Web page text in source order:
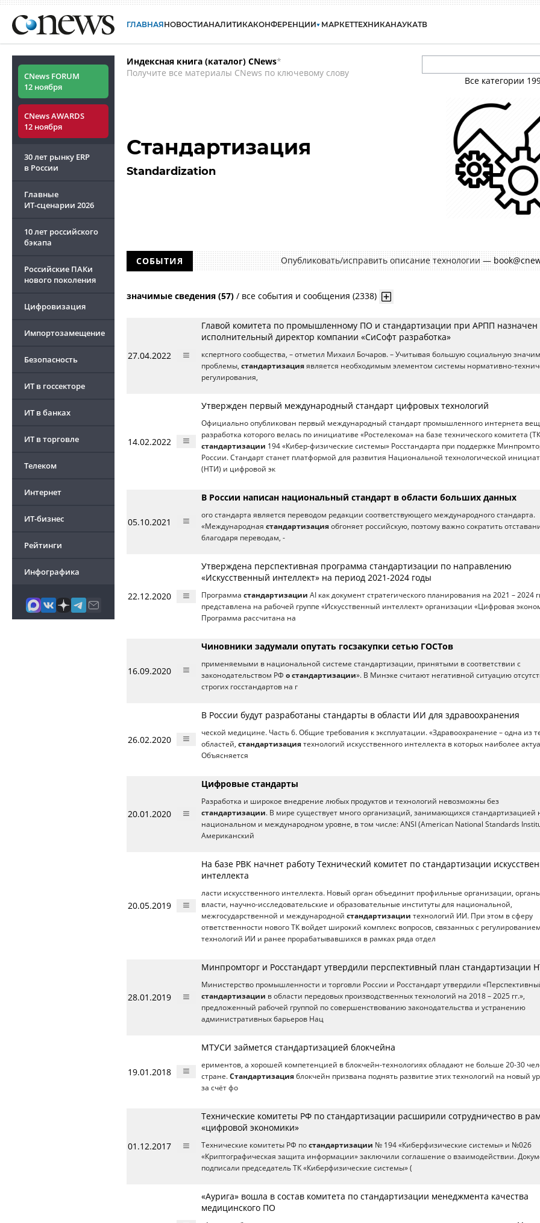
ГЛАВНАЯНОВОСТИАНАЛИТИКАКОНФЕРЕНЦИИ МАРКЕТТЕХНИКАНАУКАТВ
CNews FORUM
12 ноября
CNews AWARDS
12 ноября
30 лет рынку ERP
в России
Главные
ИТ-сценарии 2026
10 лет российского
бэкапа
Российские ПАКи
нового поколения
Цифровизация
Импортозамещение
Безопасность
ИТ в госсекторе
ИТ в банках
ИТ в торговле
Телеком
Интернет
ИТ-бизнес
Рейтинги
Инфографика
Индексная книга (каталог) CNews*
Получите все материалы CNews по ключевому слову
Все категории
Стандартизация
Standardization
СОБЫТИЯ Опубликовать/исправить описание технологии —
значимые сведения (57) / все события и сообщения (2338)
27.04.2022
Главой комитета по промышленному ПО и стандартизации при АРПП назначен
исполнительный директор компании «СиСофт разработка»
кспертного сообщества, – отметил Михаил Бочаров. – Учитывая большую социальную
проблемы, стандартизация является необходимым элементом системы нормативно-
регулирования,
14.02.2022
Утвержден первый международный стандарт цифровых технологий
Официально опубликован первый международный стандарт промышленного интернета
разработка которого велась по инициативе «Ростелекома» на базе технического комитета
стандартизации 194 «Кибер-физические системы» Росстандарта при поддержке
России. Стандарт станет платформой для развития Национальной технологической
(НТИ) и цифровой эк
05.10.2021
В России написан национальный стандарт в области больших данных
ого стандарта является переводом редакции соответствующего международного стандарта.
«Международная стандартизация обгоняет российскую, поэтому важно сократить
благодаря переводам, -
22.12.2020
Утверждена перспективная программа стандартизации по направлению
«Искусственный интеллект» на период 2021-2024 годы
Программа стандартизации AI как документ стратегического планирования на 2021 – 2024
представлена на рабочей группе «Искусственный интеллект» организации «Цифровая
Программа рассчитана на
16.09.2020
Чиновники задумали опутать госзакупки сетью ГОСТов
применяемыми в национальной системе стандартизации, принятыми в соответствии с
законодательством РФ о стандартизации». В Минэке считают негативной ситуацию
строгих госстандартов на г
26.02.2020
В России будут разработаны стандарты в области ИИ для здравоохранения
ческой медицине. Часть 6. Общие требования к эксплуатации. «Здравоохранение – одна из
областей, стандартизация технологий искусственного интеллекта в которых наиболее
Объясняется
20.01.2020
Цифровые стандарты
Разработка и широкое внедрение любых продуктов и технологий невозможны без
стандартизации. В мире существует много организаций, занимающихся стандартизацией
национальном и международном уровне, в том числе: ANSI (American National Standards
Американский
20.05.2019
На базе РВК начнет работу Технический комитет по стандартизации
интеллекта
ласти искусственного интеллекта. Новый орган объединит профильные организации,
власти, научно-исследовательские и образовательные институты для национальной,
межгосударственной и международной стандартизации технологий ИИ. При этом в сферу
ответственности нового ТК войдет широкий комплекс вопросов, связанных с регулированием
технологий ИИ и ранее прорабатывавшихся в рамках ряда отдел
28.01.2019
Минпромторг и Росстандарт утвердили перспективный план стандартизации
Министерство промышленности и торговли России и Росстандарт утвердили
стандартизации в области передовых производственных технологий на 2018 – 2025 гг.»,
предложенный рабочей группой по совершенствованию законодательства и устранению
административных барьеров Нац
19.01.2018
МТУСИ займется стандартизацией блокчейна
ериментов, а хорошей компетенцией в блокчейн-технологиях обладают не больше 20-30
стране. Стандартизация блокчейн призвана поднять развитие этих технологий на новый
за счёт фо
01.12.2017
Технические комитеты РФ по стандартизации расширили сотрудничество в
«цифровой экономики»
Технические комитеты РФ по стандартизации № 194 «Киберфизические системы» и №026
«Криптографическая защита информации» заключили соглашение о взаимодействии.
подписали председатель ТК «Киберфизические системы» (
«Аурига» вошла в состав комитета по стандартизации менеджмента качества
медицинского ПО